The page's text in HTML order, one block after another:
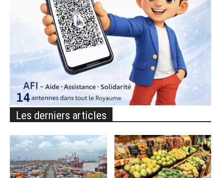
Les derniers articles